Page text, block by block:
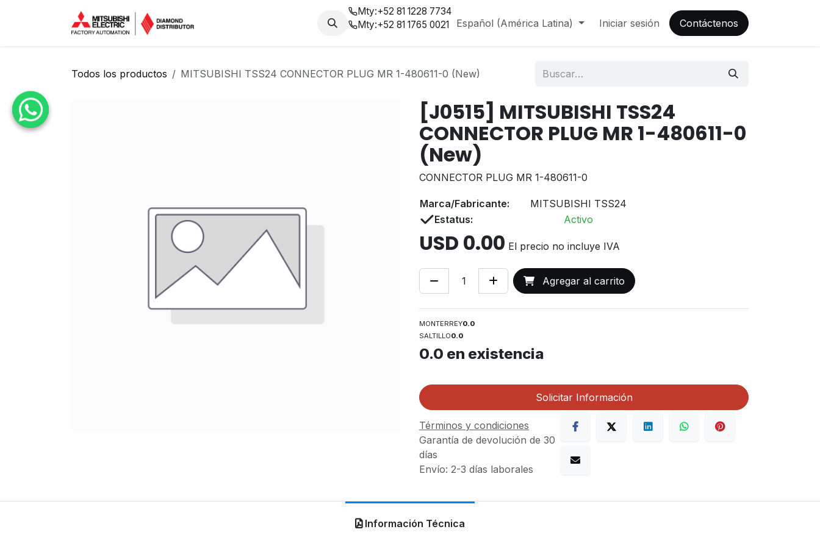
Nosotros Blog
Mty:+52 81 1228 7734
Mty:+52 81 1765 0021 Español (América Latina) Iniciar sesión Contáctenos
Todos los productos MITSUBISHI TSS24 CONNECTOR PLUG MR 1-480611-0 (New)
[J0515] MITSUBISHI TSS24
CONNECTOR PLUG MR 1-480611-0
(New)
CONNECTOR PLUG MR 1-480611-0
Marca/Fabricante:
MITSUBISHI TSS24
Estatus:
Activo
USD 0.00 El precio no incluye IVA
Agregar al carrito
MONTERREY0.0
SALTILLO0.0
0.0 en existencia
Solicitar Información
Términos y condiciones
Garantía de devolución de 30
días
Envío: 2-3 días laborales
Información Técnica